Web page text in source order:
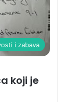
i zabava
koji je